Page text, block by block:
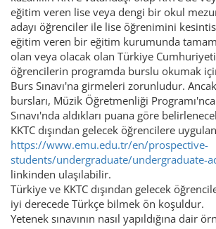
eğitim veren lise veya dengi bir okul
adayı öğrenciler ile lise öğrenimini
eğitim veren bir eğitim kurumunda
olan veya olacak olan Türkiye Cumhuriyeti
öğrencilerin programda burslu okumak
Burs Sınavı'na girmeleri zorunludur.
bursları, Müzik Öğretmenliği
Sınavı'nda aldıkları puana göre
KKTC dışından gelecek öğrencilere
https://www.emu.edu.tr/en/prospective-
students/undergraduate/undergraduate-
linkinden ulaşılabilir.
Türkiye ve KKTC dışından gelecek
iyi derecede Türkçe bilmek ön koşuldur.
Yetenek sınavının nasıl yapıldığına dair